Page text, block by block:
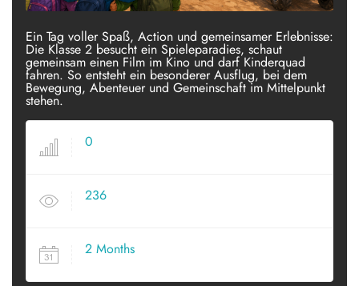
Ein Tag voller Spaß, Action und gemeinsamer Erlebnisse:
Die Klasse 2 besucht ein Spieleparadies, schaut
gemeinsam einen Film im Kino und darf Kinderquad
fahren. So entsteht ein besonderer Ausflug, bei dem
Bewegung, Abenteuer und Gemeinschaft im Mittelpunkt
stehen.
0
236
2 Months